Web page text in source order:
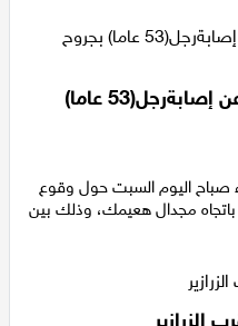
صباح اليوم السبت حول وقوع
مفرق نهلال باتجاه مجدال هعيمك، وذلك بين